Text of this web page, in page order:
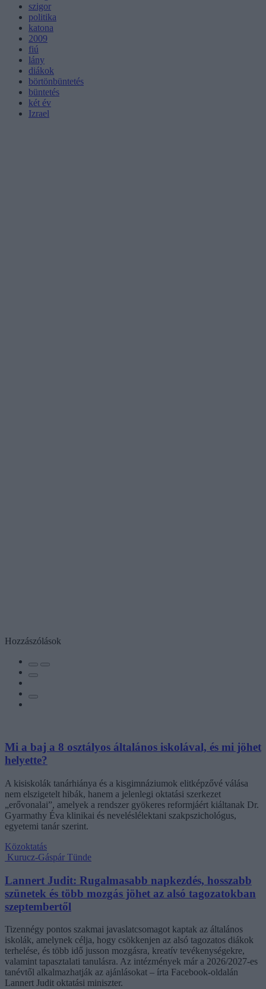
szigor
politika
katona
2009
fiú
lány
diákok
börtönbüntetés
büntetés
két év
Izrael
Hozzászólások
Mi a baj a 8 osztályos általános iskolával, és mi jöhet
helyette?
A kisiskolák tanárhiánya és a kisgimnáziumok elitképzővé válása
nem elszigetelt hibák, hanem a jelenlegi oktatási szerkezet
„erővonalai”, amelyek a rendszer gyökeres reformjáért kiáltanak Dr.
Gyarmathy Éva klinikai és neveléslélektani szakpszichológus,
egyetemi tanár szerint.
Közoktatás
Kurucz-Gáspár Tünde
Lannert Judit: Rugalmasabb napkezdés, hosszabb
szünetek és több mozgás jöhet az alsó tagozatokban
szeptembertől
Tizennégy pontos szakmai javaslatcsomagot kaptak az általános
iskolák, amelynek célja, hogy csökkenjen az alsó tagozatos diákok
terhelése, és több idő jusson mozgásra, kreatív tevékenységekre,
valamint tapasztalati tanulásra. Az intézmények már a 2026/2027-es
tanévtől alkalmazhatják az ajánlásokat – írta Facebook-oldalán
Lannert Judit oktatási miniszter.